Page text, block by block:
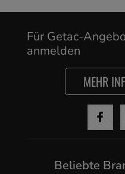
Für Getac-
anmelden
MEHR
Beliebte